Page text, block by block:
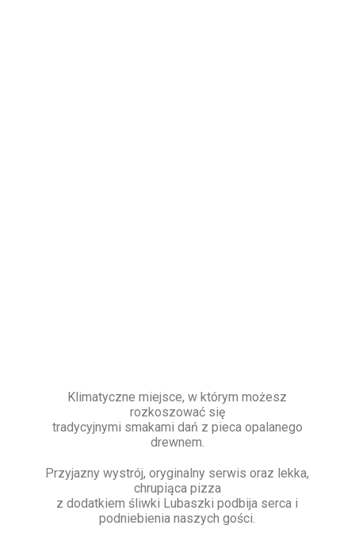
Klimatyczne miejsce, w którym możesz
rozkoszować się
tradycyjnymi smakami dań z pieca opalanego
drewnem.
Przyjazny wystrój, oryginalny serwis oraz lekka,
chrupiąca pizza
z dodatkiem śliwki Lubaszki podbija serca i
podniebienia naszych gości.